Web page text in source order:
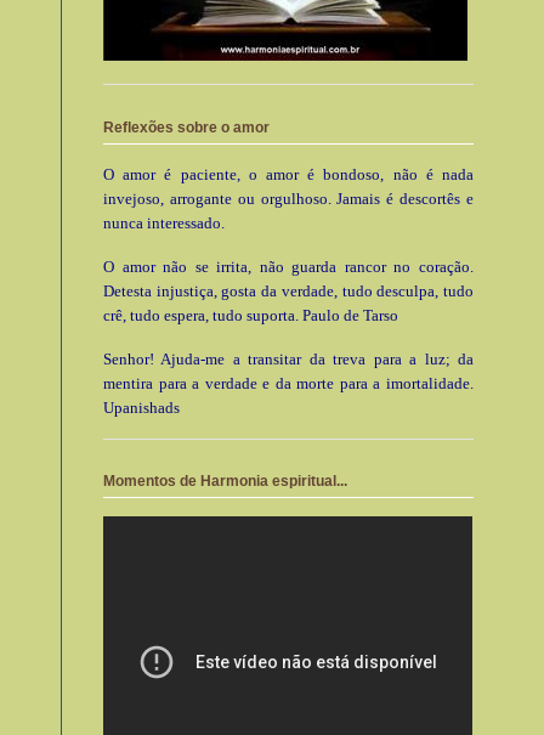
Reflexões sobre o amor
O amor é paciente, o amor é bondoso, não é nada
invejoso, arrogante ou orgulhoso. Jamais é descortês e
nunca interessado.
O amor não se irrita, não guarda rancor no coração.
Detesta injustiça, gosta da verdade, tudo desculpa, tudo
crê, tudo espera, tudo suporta. Paulo de Tarso
Senhor! Ajuda-me a transitar da treva para a luz; da
mentira para a verdade e da morte para a imortalidade.
Upanishads
Momentos de Harmonia espiritual...